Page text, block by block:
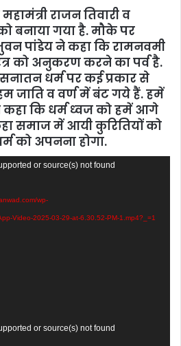
राजन तिवारी व
बनाया गया है. मौके पर
पांडेय ने कहा कि रामनवमी
को अनुकरण करने का पर्व है.
धर्म पर कई प्रकार से
जाति व वर्ण में बंट गये हैं. हमें
कहा कि धर्म ध्‍वज को हमें आगे
समाज में आयी कुरितियों को
को अपनना होगा.
or source(s) not found
wp-
Video-2025-03-29-at-6.30.52-PM-1.mp4?_=1
or source(s) not found